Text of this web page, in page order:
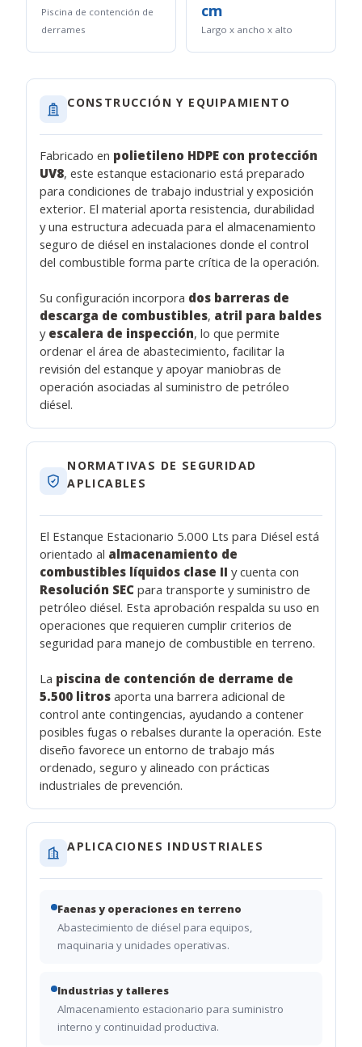
Piscina de contención de
derrames
cm
Largo x ancho x alto
CONSTRUCCIÓN Y EQUIPAMIENTO
Fabricado en polietileno HDPE con protección
UV8, este estanque estacionario está preparado
para condiciones de trabajo industrial y exposición
exterior. El material aporta resistencia, durabilidad
y una estructura adecuada para el almacenamiento
seguro de diésel en instalaciones donde el control
del combustible forma parte crítica de la operación.
Su configuración incorpora dos barreras de
descarga de combustibles, atril para baldes
y escalera de inspección, lo que permite
ordenar el área de abastecimiento, facilitar la
revisión del estanque y apoyar maniobras de
operación asociadas al suministro de petróleo
diésel.
NORMATIVAS DE SEGURIDAD
APLICABLES
El Estanque Estacionario 5.000 Lts para Diésel está
orientado al almacenamiento de
combustibles líquidos clase II y cuenta con
Resolución SEC para transporte y suministro de
petróleo diésel. Esta aprobación respalda su uso en
operaciones que requieren cumplir criterios de
seguridad para manejo de combustible en terreno.
La piscina de contención de derrame de
5.500 litros aporta una barrera adicional de
control ante contingencias, ayudando a contener
posibles fugas o rebalses durante la operación. Este
diseño favorece un entorno de trabajo más
ordenado, seguro y alineado con prácticas
industriales de prevención.
APLICACIONES INDUSTRIALES
Faenas y operaciones en terreno
Abastecimiento de diésel para equipos,
maquinaria y unidades operativas.
Industrias y talleres
Almacenamiento estacionario para suministro
interno y continuidad productiva.